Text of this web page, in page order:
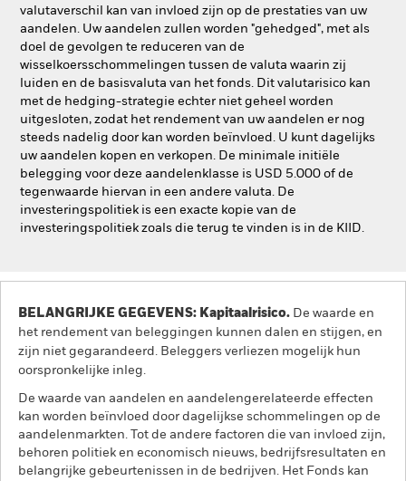
valutaverschil kan van invloed zijn op de prestaties van uw
aandelen. Uw aandelen zullen worden "gehedged", met als
doel de gevolgen te reduceren van de
wisselkoersschommelingen tussen de valuta waarin zij
luiden en de basisvaluta van het fonds. Dit valutarisico kan
met de hedging-strategie echter niet geheel worden
uitgesloten, zodat het rendement van uw aandelen er nog
steeds nadelig door kan worden beïnvloed. U kunt dagelijks
uw aandelen kopen en verkopen. De minimale initiële
belegging voor deze aandelenklasse is USD 5.000 of de
tegenwaarde hiervan in een andere valuta. De
investeringspolitiek is een exacte kopie van de
investeringspolitiek zoals die terug te vinden is in de KIID.
BELANGRIJKE GEGEVENS: Kapitaalrisico. De waarde en
het rendement van beleggingen kunnen dalen en stijgen, en
zijn niet gegarandeerd. Beleggers verliezen mogelijk hun
oorspronkelijke inleg.
De waarde van aandelen en aandelengerelateerde effecten
kan worden beïnvloed door dagelijkse schommelingen op de
aandelenmarkten. Tot de andere factoren die van invloed zijn,
behoren politiek en economisch nieuws, bedrijfsresultaten en
belangrijke gebeurtenissen in de bedrijven. Het Fonds kan